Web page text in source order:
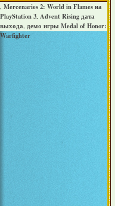
, Mercenaries 2: World in Flames на
PlayStation 3, Advent Rising дата
выхода, демо игры Medal of Honor:
Warfighter